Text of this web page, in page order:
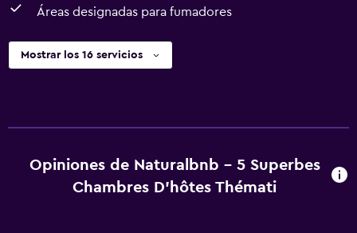
Áreas designadas para fumadores
Mostrar los 16 servicios
Opiniones de Naturalbnb - 5 Superbes
Chambres D'hôtes Thémati